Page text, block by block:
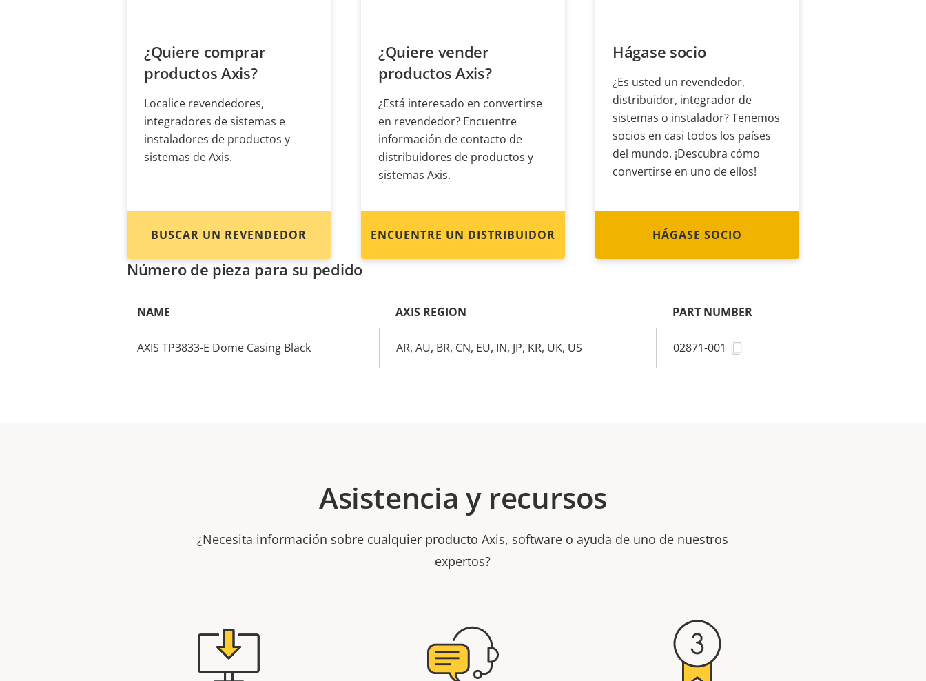
¿Quiere comprar
productos Axis?
Localice revendedores,
integradores de sistemas e
instaladores de productos y
sistemas de Axis.
BUSCAR UN REVENDEDOR
¿Quiere vender
productos Axis?
¿Está interesado en convertirse
en revendedor? Encuentre
información de contacto de
distribuidores de productos y
sistemas Axis.
ENCUENTRE UN DISTRIBUIDOR
Hágase socio
¿Es usted un revendedor,
distribuidor, integrador de
sistemas o instalador? Tenemos
socios en casi todos los países
del mundo. ¡Descubra cómo
convertirse en uno de ellos!
HÁGASE SOCIO
Número de pieza para su pedido
NAME AXIS REGION PART NUMBER
AXIS TP3833-E Dome Casing Black AR, AU, BR, CN, EU, IN, JP, KR, UK, US 02871-001
Asistencia y recursos
¿Necesita información sobre cualquier producto Axis, software o ayuda de uno de nuestros
expertos?